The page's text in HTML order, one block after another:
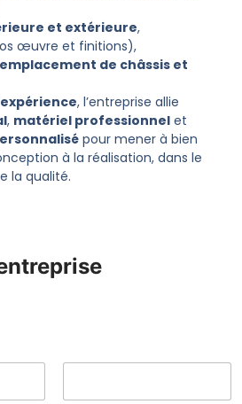
et extérieure,
œuvre et finitions),
de châssis et
, l’entreprise allie
, matériel professionnel et
pour mener à bien
à la réalisation, dans le
la qualité.